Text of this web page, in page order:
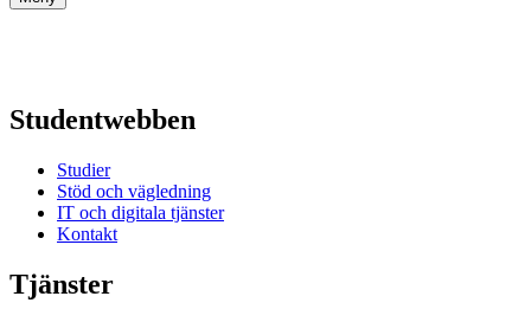
Studentwebben
Studier
Stöd och vägledning
IT och digitala tjänster
Kontakt
Tjänster